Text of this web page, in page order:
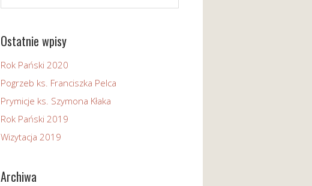
Ostatnie wpisy
Rok Pański 2020
Pogrzeb ks. Franciszka Pelca
Prymicje ks. Szymona Kłaka
Rok Pański 2019
Wizytacja 2019
Archiwa